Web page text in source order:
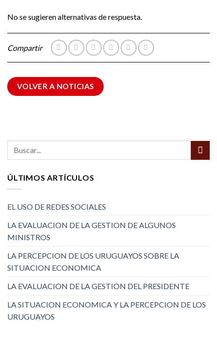
No se sugieren alternativas de respuesta.
Compartir
VOLVER A NOTICIAS
ÚLTIMOS ARTÍCULOS
EL USO DE REDES SOCIALES
LA EVALUACION DE LA GESTION DE ALGUNOS
MINISTROS
LA PERCEPCION DE LOS URUGUAYOS SOBRE LA
SITUACION ECONOMICA
LA EVALUACION DE LA GESTION DEL PRESIDENTE
LA SITUACION ECONOMICA Y LA PERCEPCION DE LOS
URUGUAYOS